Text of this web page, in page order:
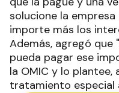
solucione la
importe más los
Además, agregó que
pueda pagar ese
la OMIC y lo plantee,
tratamiento especial